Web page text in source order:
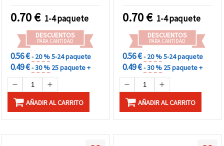
para bisutería creativa,
manualidades infantiles y
proyectos DIY
0.70€ 1-4 paquete
DESCUENTOS
PARA CANTIDAD
0.56 €- 20 %5-24 paquete
0.49 €- 30 % 25 paquete +
AÑADIR AL CARRITO
0.70€ 1-4 paquete
DESCUENTOS
PARA CANTIDAD
0.56 €- 20 %5-24 paquete
0.49 €- 30 % 25 paquete +
AÑADIR AL CARRITO